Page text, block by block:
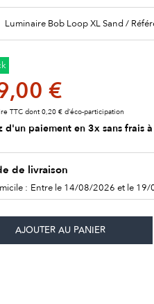
Luminaire Bob Loop XL Sand /
€
TTC dont 0,20 € d’éco-participation
d'un paiement en 3x sans frais
de livraison
: Entre le 14/08/2026 et le